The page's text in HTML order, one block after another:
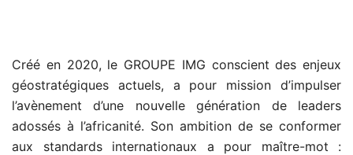
Créé en 2020, le GROUPE IMG conscient des enjeux
géostratégiques actuels, a pour mission d’impulser
l’avènement d’une nouvelle génération de leaders
adossés à l’africanité. Son ambition de se conformer
aux standards internationaux a pour maître-mot :